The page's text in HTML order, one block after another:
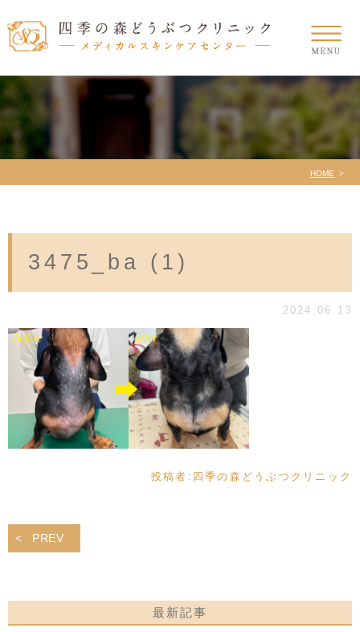
HOME
3475_ba (1)
2024.06.13
投稿者: 四季の森どうぶつクリニック
PREV
最新記事